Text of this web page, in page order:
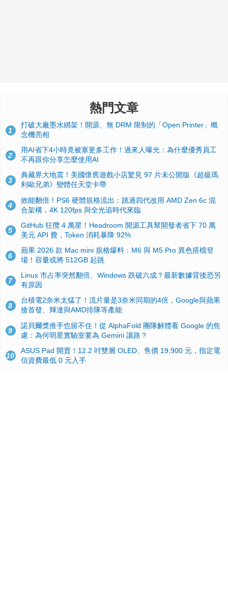
熱門文章
1
打破大廠墨水綁架！開源、無 DRM 限制的「Open Printer」概
念機亮相
2
用AI省下4小時竟被塞更多工作！過來人曝光：為什麼優秀員工
不再跟你分享怎麼使用AI
3
典藏界大地震！美國懷舊遊戲小店驚見 97 片未公開版《超級瑪
利歐兄弟》變體任天堂卡帶
4
效能翻倍！PS6 硬體規格流出：跳過四代改用 AMD Zen 6c 混
合架構，4K 120fps 與全光追時代來臨
5
GitHub 狂攬 4 萬星！Headroom 開源工具幫開發者省下 70 萬
美元 API 費，Token 消耗暴降 92%
6
蘋果 2026 款 Mac mini 規格爆料：M6 與 M5 Pro 異色搭檔登
場！容量或將 512GB 起跳
7
Linux 市占率突然翻倍、Windows 跌破六成？最新數據背後恐另
有原因
8
台積電2奈米太猛了！流片量是3奈米同期的4倍，Google與蘋果
搶首發、輝達與AMD排隊等產能
9
諾貝爾獎推手也留不住！從 AlphaFold 團隊解體看 Google 的焦
慮：為何明星實驗室要為 Gemini 讓路？
10
ASUS Pad 開賣！12.2 吋雙層 OLED、售價 19,900 元，指定電
信資費最低 0 元入手